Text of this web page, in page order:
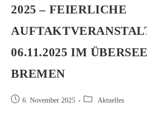
2025 – FEIERLICHE
06.11.2025 IM
BREMEN
6. November 2025 Aktuelles